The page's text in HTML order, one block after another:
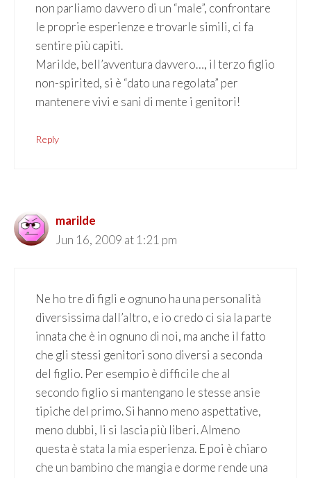
non parliamo davvero di un “male”, confrontare
le proprie esperienze e trovarle simili, ci fa
sentire più capiti.
Marilde, bell’avventura davvero…, il terzo figlio
non-spirited, si è “dato una regolata” per
mantenere vivi e sani di mente i genitori!
Reply
marilde
Jun 16, 2009 at 1:21 pm
Ne ho tre di figli e ognuno ha una personalità
diversissima dall’altro, e io credo ci sia la parte
innata che è in ognuno di noi, ma anche il fatto
che gli stessi genitori sono diversi a seconda
del figlio. Per esempio è difficile che al
secondo figlio si mantengano le stesse ansie
tipiche del primo. Si hanno meno aspettative,
meno dubbi, li si lascia più liberi. Almeno
questa è stata la mia esperienza. E poi è chiaro
che un bambino che mangia e dorme rende una